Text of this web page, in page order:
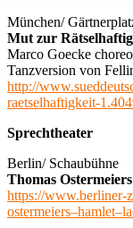
München/
Mut zur
Marco Goecke
Tanzversion von
http://
raetselhaftigkeit-
Sprechtheater
Berlin/ Schaubühne
Thomas
https://www.berliner-